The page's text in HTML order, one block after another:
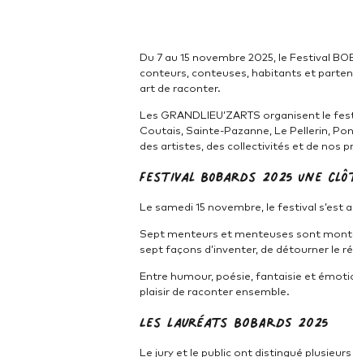
Du 7 au 15 novembre 2025, le Festival
conteurs, conteuses, habitants et
art de raconter.
Les GRANDLIEU’ZARTS organisent le
Coutais, Sainte-Pazanne, Le Pellerin,
des artistes, des collectivités et de nos
Festival Bobards 2025 Une
Le samedi 15 novembre, le festival
Sept menteurs et menteuses sont
sept façons d’inventer, de détourner le
Entre humour, poésie, fantaisie et
plaisir de raconter ensemble.
Les lauréats BOBARDS 2025
Le jury et le public ont distingué